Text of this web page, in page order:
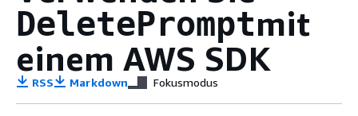
DeletePromptmit
einem AWS SDK
RSS Markdown Fokusmodus